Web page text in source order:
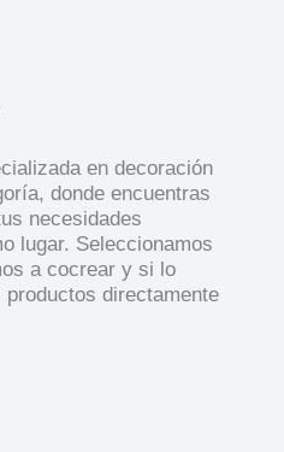
en decoración
donde encuentras
necesidades
lugar. Seleccionamos
a cocrear y si lo
directamente